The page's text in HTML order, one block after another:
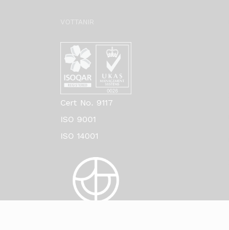
VOTTANIR
Cert No. 9117
ISO 9001
ISO 14001